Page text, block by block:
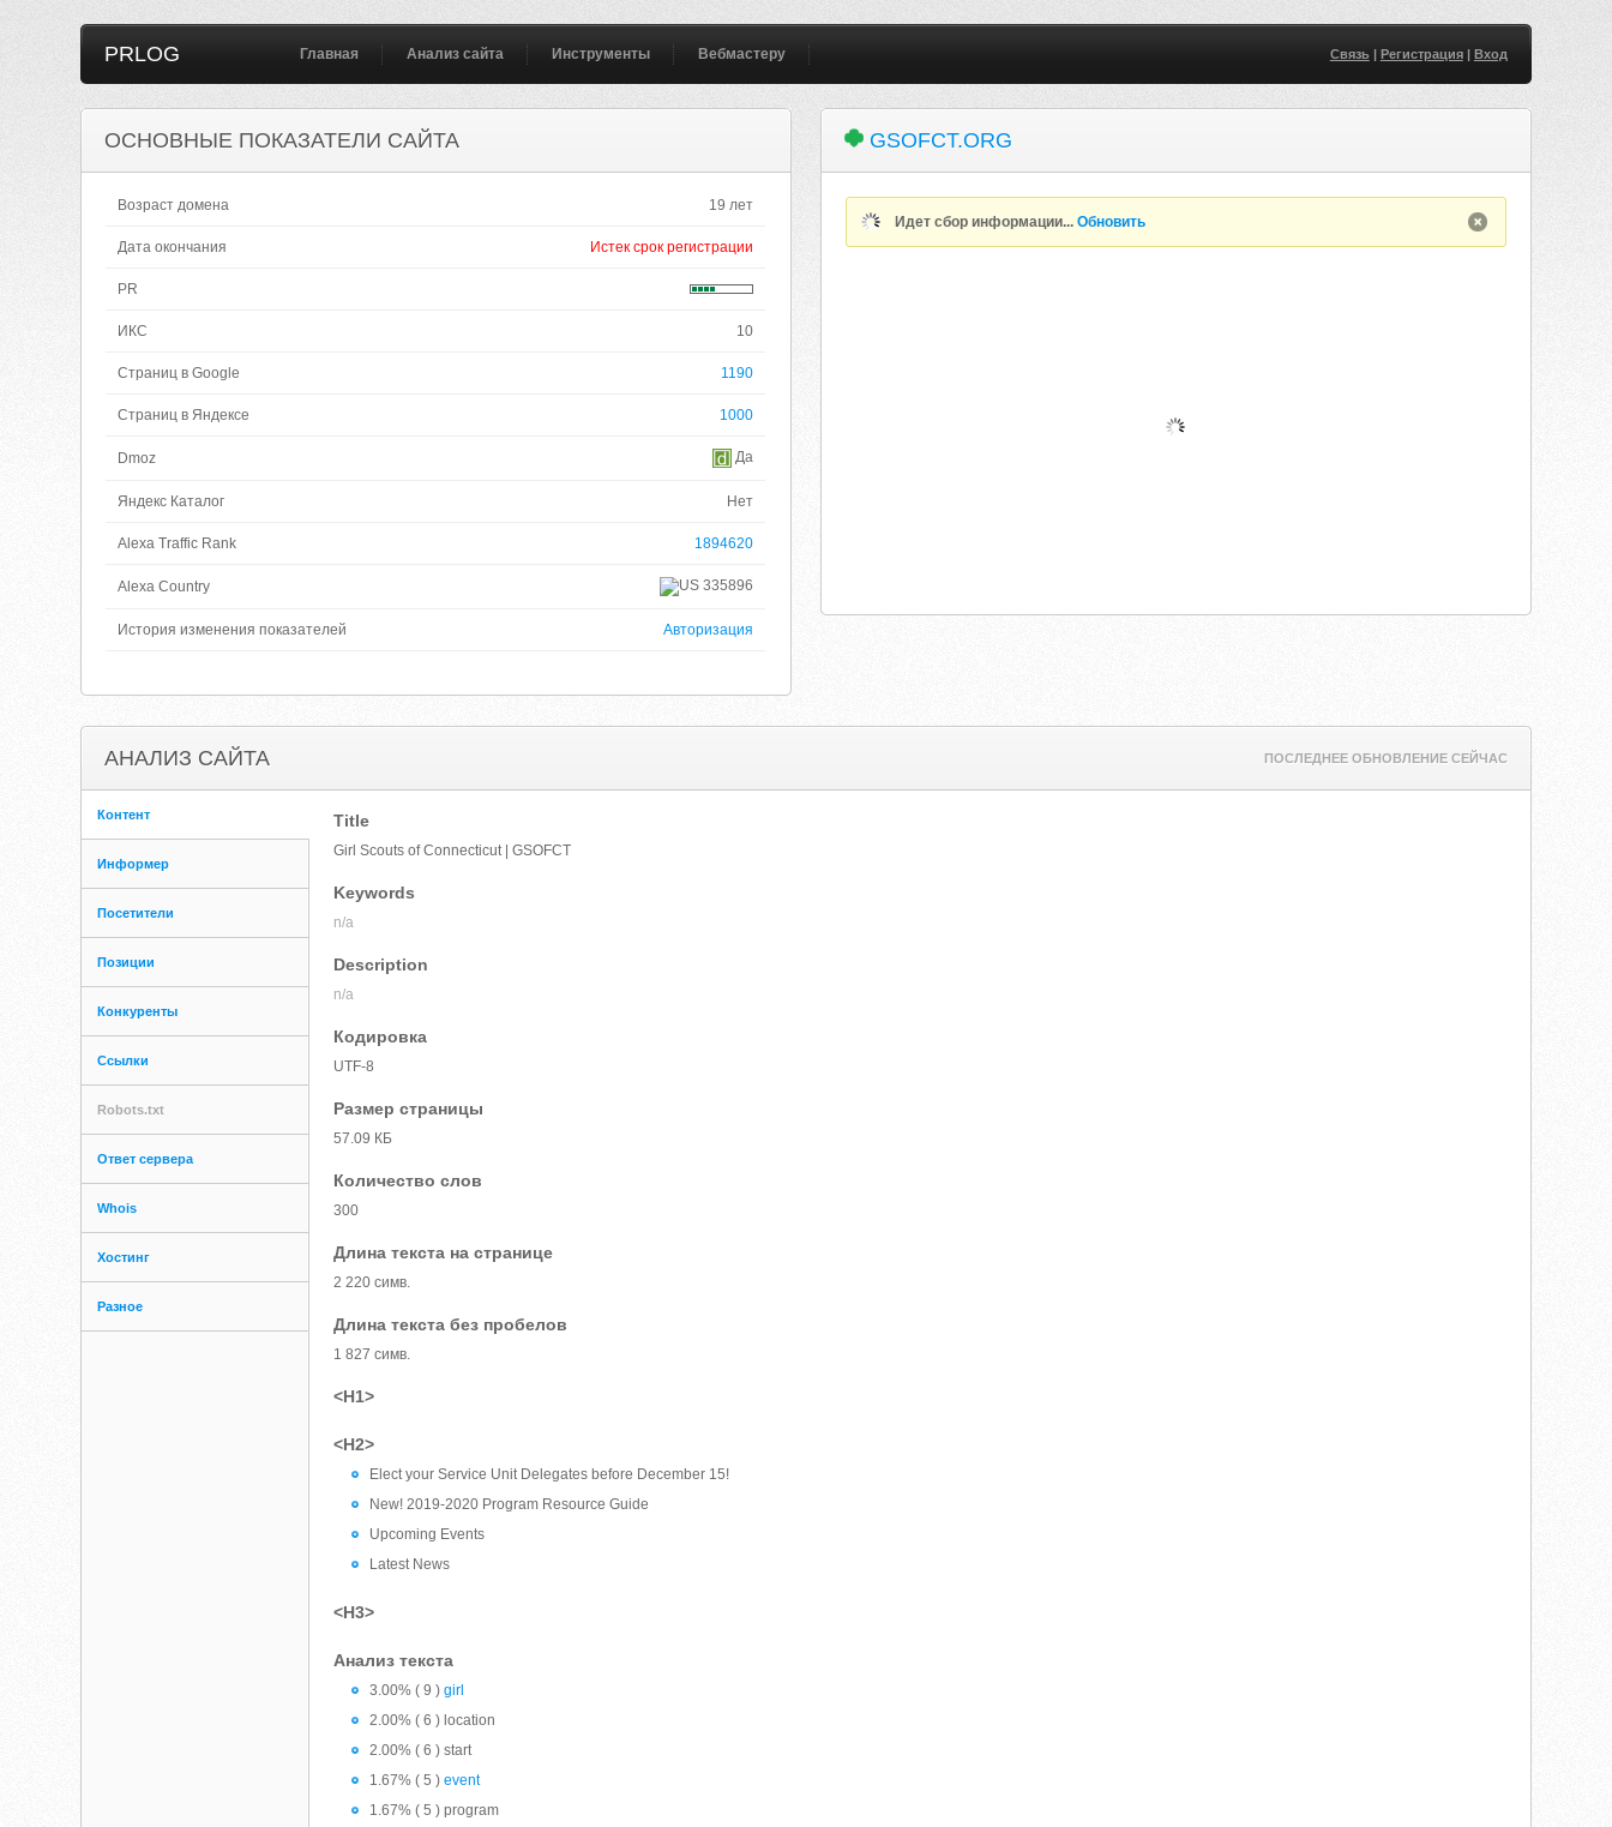
PRLOG Главная Анализ сайта Инструменты Вебмастеру Связь| Регистрация| Вход
ОСНОВНЫЕ ПОКАЗАТЕЛИ САЙТА
Возраст домена 19 лет
Дата окончания Истек срок регистрации
PR
ИКС 10
Страниц в Google 1190
Страниц в Яндексе 1000
Dmoz Да
Яндекс Каталог Нет
Alexa Traffic Rank 1894620
Alexa Country 335896
История изменения показателей Авторизация
GSOFCT.ORG
Идет сбор информации...Обновить
АНАЛИЗ САЙТА ПОСЛЕДНЕЕ ОБНОВЛЕНИЕ СЕЙЧАС
Контент
Информер
Посетители
Позиции
Конкуренты
Ссылки
Robots.txt
Ответ сервера
Whois
Хостинг
Разное
Title
Girl Scouts of Connecticut | GSOFCT
Keywords
n/a
Description
n/a
Кодировка
UTF-8
Размер страницы
57.09 КБ
Количество слов
300
Длина текста на странице
2 220 симв.
Длина текста без пробелов
1 827 симв.
<H1>
<H2>
Elect your Service Unit Delegates before December 15!
New! 2019-2020 Program Resource Guide
Upcoming Events
Latest News
<H3>
Анализ текста
3.00% ( 9 )girl
2.00% ( 6 ) location
2.00% ( 6 ) start
1.67% ( 5 )event
1.67% ( 5 ) program